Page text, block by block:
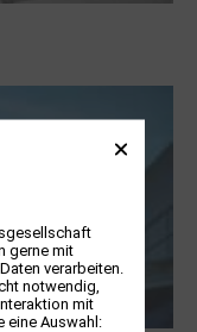
gerne mit
verarbeiten.
notwendig,
mit
eine Auswahl: